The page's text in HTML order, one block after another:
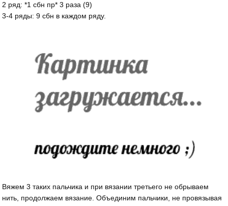
2 ряд: *1 сбн пр* 3 раза (9)
3-4 ряды: 9 сбн в каждом ряду.
Вяжем 3 таких пальчика и при вязании третьего не обрываем
нить, продолжаем вязание. Объединим пальчики, не провязывая